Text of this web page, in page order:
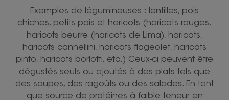
Exemples de légumineuses : lentilles, pois
chiches, petits pois et haricots (haricots rouges,
haricots beurre (haricots de Lima), haricots,
haricots cannellini, haricots flageolet, haricots
pinto, haricots borlotti, etc.) Ceux-ci peuvent être
dégustés seuls ou ajoutés à des plats tels que
des soupes, des ragoûts ou des salades. En tant
que source de protéines à faible teneur en